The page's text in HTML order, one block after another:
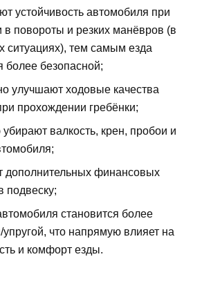
устойчивость автомобиля при
в повороты и резких манёвров (в
ситуациях), тем самым езда
более безопасной;
улучшают ходовые качества
прохождении гребёнки;
валкость, крен, пробои и
дополнительных финансовых
подвеску;
становится более
что напрямую влияет на
и комфорт езды.